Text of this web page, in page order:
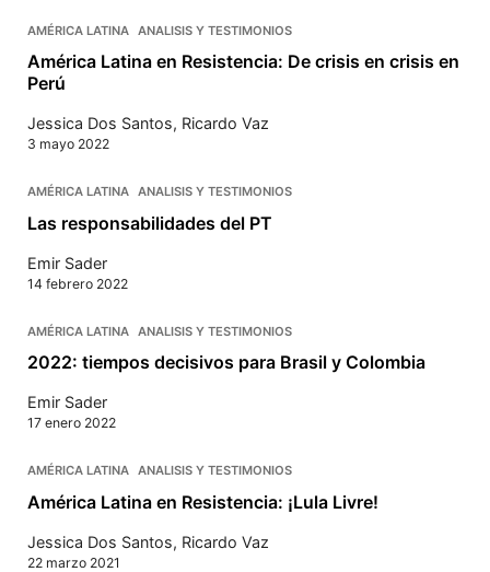
AMÉRICA LATINA ANALISIS Y TESTIMONIOS
América Latina en Resistencia: De crisis en crisis en
Perú
Jessica Dos Santos, Ricardo Vaz
3 mayo 2022
AMÉRICA LATINA ANALISIS Y TESTIMONIOS
Las responsabilidades del PT
Emir Sader
14 febrero 2022
AMÉRICA LATINA ANALISIS Y TESTIMONIOS
2022: tiempos decisivos para Brasil y Colombia
Emir Sader
17 enero 2022
AMÉRICA LATINA ANALISIS Y TESTIMONIOS
América Latina en Resistencia: ¡Lula Livre!
Jessica Dos Santos, Ricardo Vaz
22 marzo 2021